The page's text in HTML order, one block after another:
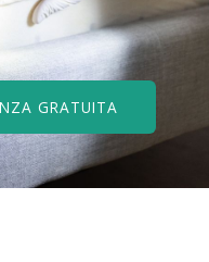
GRATUITA